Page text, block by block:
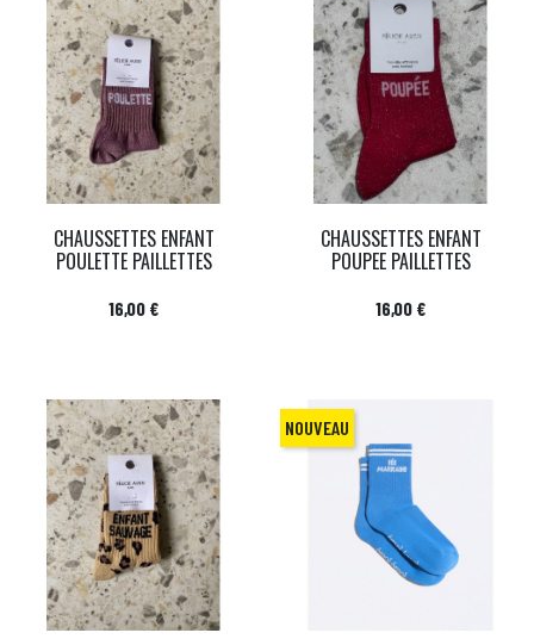
CHAUSSETTES ENFANT
POULETTE PAILLETTES
Prix
16,00 €
CHAUSSETTES ENFANT
POUPEE PAILLETTES
Prix
16,00 €
NOUVEAU